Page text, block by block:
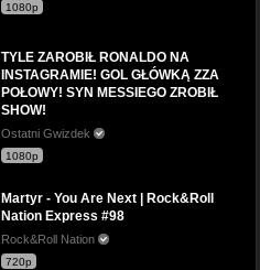
1080p
TYLE ZAROBIŁ RONALDO NA
INSTAGRAMIE! GOL GŁÓWKĄ ZZA
POŁOWY! SYN MESSIEGO ZROBIŁ
SHOW!
Ostatni Gwizdek
1080p
Martyr - You Are Next | Rock&Roll
Nation Express #98
Rock&Roll Nation
720p